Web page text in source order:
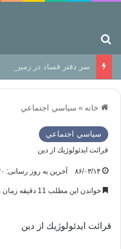
سر دفتر فساد در زمین‌،
خانه » سياسي اجتماعي
سياسي اجتماعي
قرائت ايدئولوژيك از دین
۸۶/۰۳/۱۴ آخرین به روز رسانی: ۹۱/۰۸/۲۰
خواندن این مطلب 11 دقیقه زمان میبرد
قرائت ايدئولوژيك از دین